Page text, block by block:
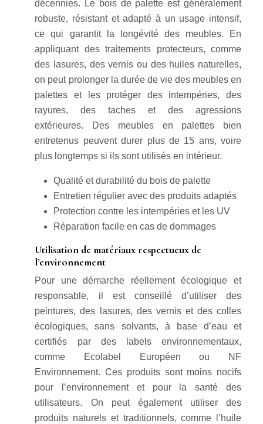
décennies. Le bois de palette est généralement
robuste, résistant et adapté à un usage intensif,
ce qui garantit la longévité des meubles. En
appliquant des traitements protecteurs, comme
des lasures, des vernis ou des huiles naturelles,
on peut prolonger la durée de vie des meubles en
palettes et les protéger des intempéries, des
rayures, des taches et des agressions
extérieures. Des meubles en palettes bien
entretenus peuvent durer plus de 15 ans, voire
plus longtemps si ils sont utilisés en intérieur.
Qualité et durabilité du bois de palette
Entretien régulier avec des produits adaptés
Protection contre les intempéries et les UV
Réparation facile en cas de dommages
Utilisation de matériaux respectueux de
l’environnement
Pour une démarche réellement écologique et
responsable, il est conseillé d’utiliser des
peintures, des lasures, des vernis et des colles
écologiques, sans solvants, à base d’eau et
certifiés par des labels environnementaux,
comme Ecolabel Européen ou NF
Environnement. Ces produits sont moins nocifs
pour l’environnement et pour la santé des
utilisateurs. On peut également utiliser des
produits naturels et traditionnels, comme l’huile